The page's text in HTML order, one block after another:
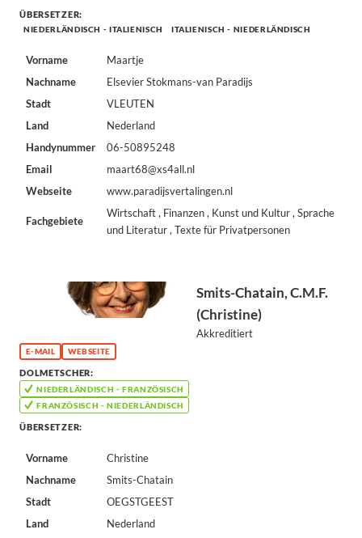
ÜBERSETZER:
NIEDERLÄNDISCH - ITALIENISCH ITALIENISCH - NIEDERLÄNDISCH
Vorname
Maartje
Nachname
Elsevier Stokmans-van Paradijs
Stadt
VLEUTEN
Land
Nederland
Handynummer
06-50895248
Email
maart68@xs4all.nl
Webseite
www.paradijsvertalingen.nl
Fachgebiete
Wirtschaft , Finanzen , Kunst und Kultur , Sprache
und Literatur , Texte für Privatpersonen
Smits-Chatain, C.M.F.
(Christine)
Akkreditiert
E-MAIL WEBSEITE
DOLMETSCHER:
NIEDERLÄNDISCH - FRANZÖSISCH
FRANZÖSISCH - NIEDERLÄNDISCH
ÜBERSETZER:
Vorname
Christine
Nachname
Smits-Chatain
Stadt
OEGSTGEEST
Land
Nederland